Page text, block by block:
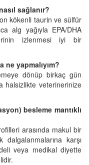
sağlanır?
kökenli taurin ve sülfür
alg yağıyla EPA/DHA
izlenmesi iyi bir
ne yapmalıyım?
dönüp birkaç gün
halsizlikte veterinerinize
besleme mantıklı
arasında makul bir
karşı
veya medikal diyette